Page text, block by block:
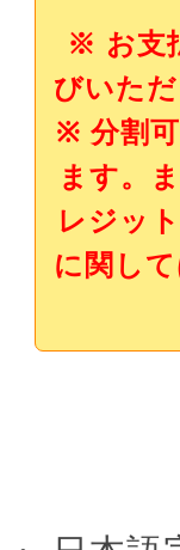
※ お支
びいた
※ 分割
ます。
レジッ
に関し